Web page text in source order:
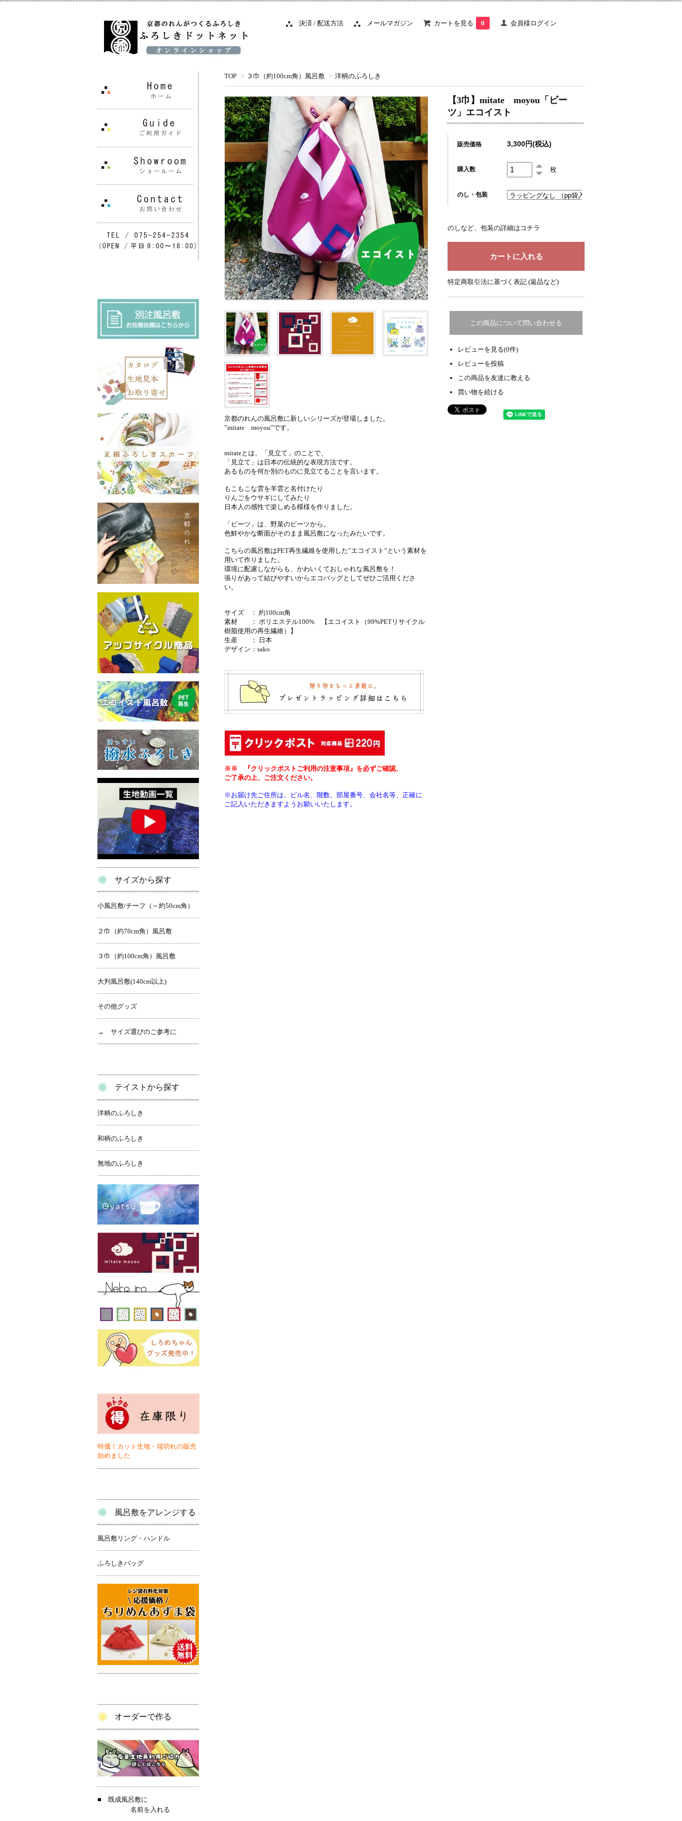
決済 / 配送方法 メールマガジン カートを見る 0 会員様ログイン
TOP > ３巾（約100cm角）風呂敷 > 洋柄のふろしき
【3巾】mitate moyou「ビー
ツ」エコイスト
販売価格 3,300円(税込)
購入数 枚
のし・包装
京都のれんの風呂敷に新しいシリーズが登場しました。
”mitate moyou”です。
mitateとは、「見立て」のことで、
「見立て」は日本の伝統的な表現方法です。
あるものを何か別のものに見立てることを言います。
もこもこな雲を羊雲と名付けたり
りんごをウサギにしてみたり
日本人の感性で楽しめる模様を作りました。
「ビーツ」は、野菜のビーツから。
色鮮やかな断面がそのまま風呂敷になったみたいです。
こちらの風呂敷はPET再生繊維を使用した”エコイスト”という素材を
用いて作りました。
環境に配慮しながらも、かわいくておしゃれな風呂敷を！
張りがあって結びやすいからエコバッグとしてぜひご活用くださ
い。
サイズ ： 約100cm角
素材 ： ポリエステル100% 【エコイスト（99%PETリサイクル
樹脂使用の再生繊維）】
生産 ： 日本
デザイン： sako
※※ 『クリックポストご利用の注意事項』を必ずご確認、
ご了承の上、ご注文ください。
※お届け先ご住所は、ビル名、階数、部屋番号、会社名等、正確に
ご記入いただきますようお願いいたします。
のしなど、包装の詳細はコチラ
特定商取引法に基づく表記 (返品など)
この商品について問い合わせる
レビューを見る(0件)
レビューを投稿
この商品を友達に教える
買い物を続ける
サイズから探す
小風呂敷/チーフ（～約50cm角）
２巾（約70cm角）風呂敷
３巾（約100cm角）風呂敷
大判風呂敷(140cm以上)
その他グッズ
→ サイズ選びのご参考に
テイストから探す
洋柄のふろしき
和柄のふろしき
無地のふろしき
特価！カット生地・端切れの販売
始めました
風呂敷をアレンジする
風呂敷リング・ハンドル
ふろしきバッグ
オーダーで作る
■ 既成風呂敷に
名前を入れる